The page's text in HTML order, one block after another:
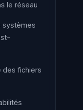
le réseau
systèmes
des fichiers